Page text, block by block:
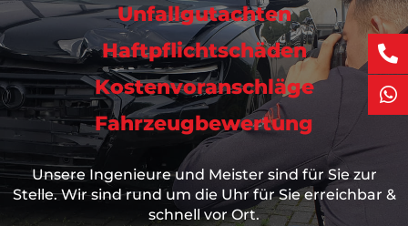
Unfall­gutachten
Haftpflicht­schäden
Kosten­voranschläge
Fahrzeug­bewertung
Unsere Ingenieure und Meister sind für Sie zur
Stelle. Wir sind rund um die Uhr für Sie erreichbar &
schnell vor Ort.